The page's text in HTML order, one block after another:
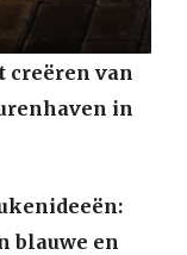
creëren van
in
blauwe en